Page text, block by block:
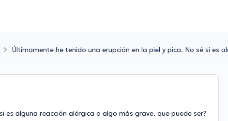
Últimamente he tenido una erupción en la piel y pica. No sé si es
es alguna reacción alérgica o algo más grave. que puede ser?